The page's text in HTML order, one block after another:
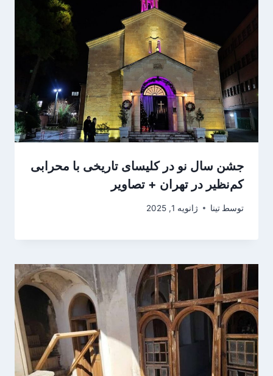
جشن سال نو در کلیسای تاریخی با محرابی
کم‌نظیر در تهران + تصاویر
توسط تینا ژانویه 1, 2025